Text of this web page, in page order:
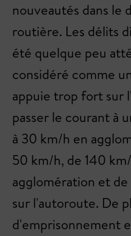
nouveautés dans le
routière. Les délits
été quelque peu
considéré comme
appuie trop fort sur
passer le courant à
à 30 km/h en
50 km/h, de 140
agglomération et
sur l'autoroute. De
d'emprisonnement